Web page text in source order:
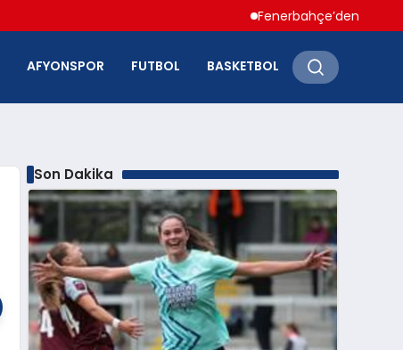
Fenerbahçe’den Hakan
AFYONSPOR FUTBOL BASKETBOL
Son Dakika